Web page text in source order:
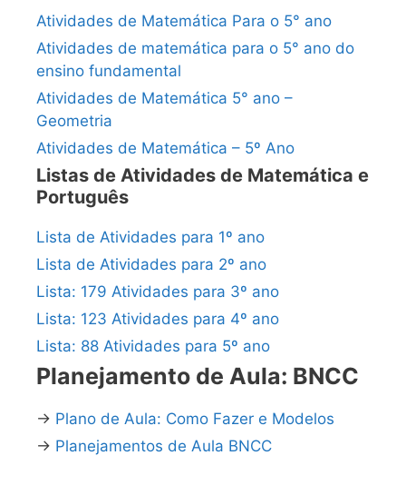
Atividades de Matemática Para o 5° ano
Atividades de matemática para o 5° ano do
ensino fundamental
Atividades de Matemática 5° ano –
Geometria
Atividades de Matemática – 5º Ano
Listas de Atividades de Matemática e
Português
Lista de Atividades para 1º ano
Lista de Atividades para 2º ano
Lista: 179 Atividades para 3º ano
Lista: 123 Atividades para 4º ano
Lista: 88 Atividades para 5º ano
Planejamento de Aula: BNCC
→ Plano de Aula: Como Fazer e Modelos
→ Planejamentos de Aula BNCC